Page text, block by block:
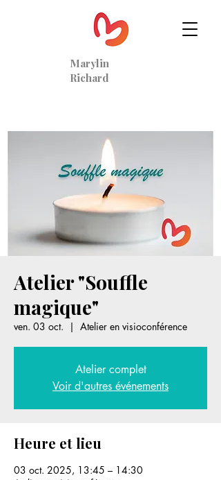
Marylin
Richard
Atelier "Souffle
magique"
ven. 03 oct.
  |
Atelier en visioconférence
Atelier complet
Voir d'autres événements
Heure et lieu
03 oct. 2025, 13:45 – 14:30